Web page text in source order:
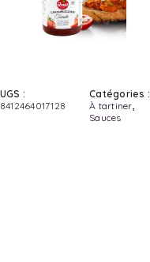
UGS :
8412464017128
Catégories :
À tartiner,
Sauces